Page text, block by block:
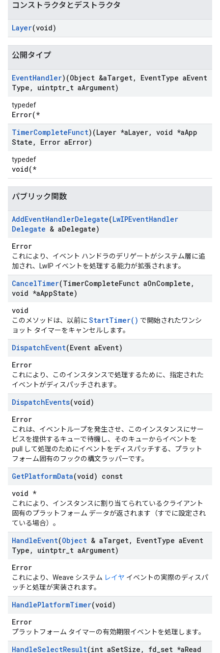
コンストラクタとデストラクタ
Layer(void)
公開タイプ
EventHandler)(Object &aTarget, EventType aEvent
Type , uintptr t aArgument)
typedef
Error(*
TimerCompleteFunct)(Layer *aLayer, void *aApp
State , Error aError)
typedef
void(*
パブリック関数
AddEventHandlerDelegate(LwIPEventHandler
Delegate & aDelegate)
Error
これにより、イベント ハンドラのデリゲートがシステム層に追
加され、LwIP イベントを処理する能力が拡張されます。
CancelTimer(TimerCompleteFunct aOnComplete ,
void *aAppState)
void
このメソッドは、以前に StartTimer() で開始されたワンシ
ョット タイマーをキャンセルします。
DispatchEvent(Event aEvent)
Error
これにより、このインスタンスで処理するために、指定された
イベントがディスパッチされます。
DispatchEvents(void)
Error
これは、イベントループを発生させ、このインスタンスにサー
ビスを提供するキューで待機し、そのキューからイベントを
pull して処理のためにイベントをディスパッチする、プラット
フォーム固有のフックの構文ラッパーです。
GetPlatformData(void) const
void *
これにより、インスタンスに割り当てられているクライアント
固有のプラットフォーム データが返されます（すでに設定され
ている場合）。
HandleEvent(Object & aTarget, EventType aEvent
Type , uintptr t aArgument)
Error
これにより、Weave システム レイヤ イベントの実際のディスパ
ッチと処理が実装されます。
HandlePlatformTimer(void)
Error
プラットフォーム タイマーの有効期限イベントを処理します。
HandleSelectResult(int aSetSize , fd set *aRead